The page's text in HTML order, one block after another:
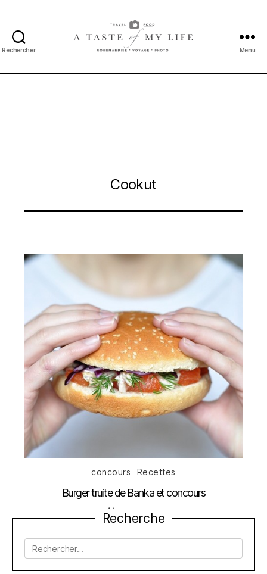
Rechercher
taste
Menu
Cookut
Catégories
concours Recettes
Burger truite de Banka et concours
Date
de
4 mars 2013
Recherche
Rechercher :